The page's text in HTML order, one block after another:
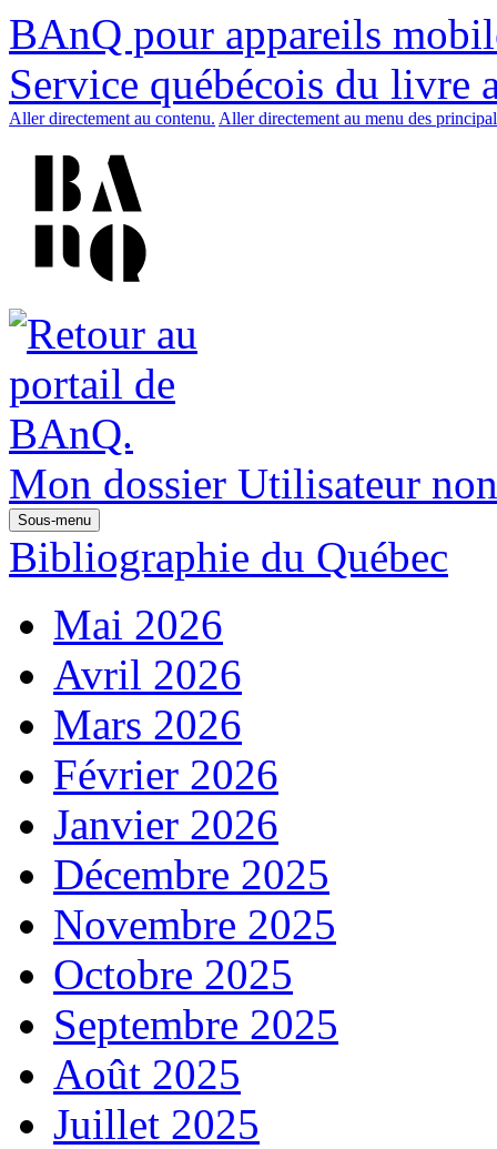
BAnQ pour appareils
Service québécois du livre
Aller directement au contenu. Aller directement au menu des
Mon dossier Utilisateur
Sous-menu
Bibliographie du Québec
Mai 2026
Avril 2026
Mars 2026
Février 2026
Janvier 2026
Décembre 2025
Novembre 2025
Octobre 2025
Septembre 2025
Août 2025
Juillet 2025